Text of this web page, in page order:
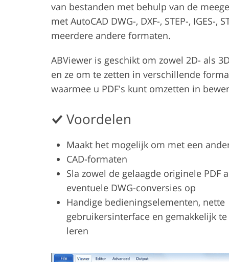
van bestanden met behulp van de
met AutoCAD DWG-, DXF-, STEP-, IGES-,
meerdere andere formaten.
ABViewer is geschikt om zowel 2D- als
en ze om te zetten in verschillende
waarmee u PDF's kunt omzetten in
Voordelen
Maakt het mogelijk om met een
CAD-formaten
Sla zowel de gelaagde originele PDF
eventuele DWG-conversies op
Handige bedieningselementen, nette
gebruikersinterface en gemakkelijk te
leren